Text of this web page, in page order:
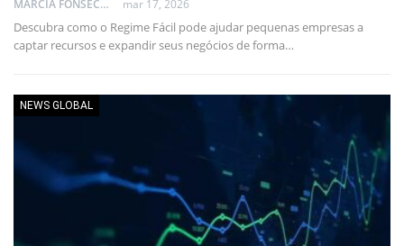
MARCIA FONSECA - FINANCIAL CONSULTANT mar 17, 2026
Descubra como o Regime Fácil pode ajudar pequenas empresas a
captar recursos e expandir seus negócios de forma…
NEWS GLOBAL